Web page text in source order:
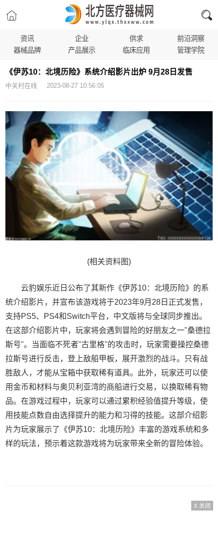
资讯 企业 供求
前沿洞察
器械品牌
产品展示 临床应用 管理学院
《伊苏10：北境历险》系统介绍影片出炉 9月28日发售
中关村在线 2023-08-27 10:56:05
(相关资料图)
云豹娱乐近日公布了其新作《伊苏10：北境历险》的系
统介绍影片，并宣布该游戏将于2023年9月28日正式发售，
支持PS5、PS4和Switch平台，中文版将与全球同步推出。
在这部介绍影片中，玩家将会遇到冒险的好朋友之一"桑德拉
斯号"。当面临不死者"古里格"的攻击时，玩家需要操控桑德
拉斯号进行反击，登上敌船甲板，展开激烈的战斗。只有战
胜敌人，才能从宝箱中获取稀有道具。此外，玩家还可以使
用金币和材料与奥贝利亚湾的商船进行交易，以换取稀有物
品。在游戏过程中，玩家可以通过累积经验值提升等级，使
用技能点数自由选择提升的能力和习得的技能。这部介绍影
片为玩家展示了《伊苏10：北境历险》丰富的游戏系统和多
样的玩法，预示着这款游戏将为玩家带来全新的冒险体验。
X 关闭